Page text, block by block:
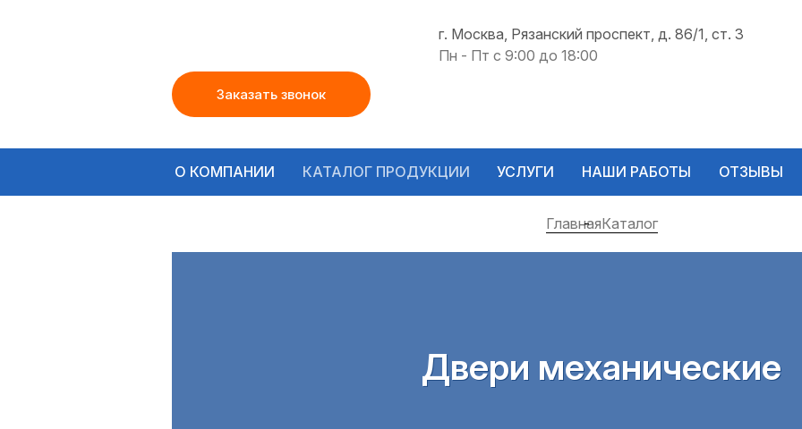
г. Москва, Рязанский проспект, д. 86/1, ст. 3
Пн - Пт с 9:00 до 18:00
Заказать звонок
О КОМПАНИИ КАТАЛОГ ПРОДУКЦИИ УСЛУГИ НАШИ РАБОТЫ ОТЗЫВЫ
ГлавнаяКаталог
Двери механические